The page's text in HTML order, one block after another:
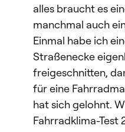
alles braucht es
manchmal auch
Einmal habe ich
Straßenecke
freigeschnitten,
für eine
hat sich gelohnt.
Fahrradklima-Test